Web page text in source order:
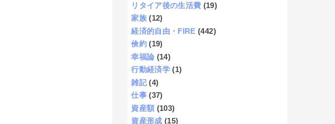
リタイア後の生活費 (19)
家族 (12)
経済的自由・FIRE (442)
倹約 (19)
幸福論 (14)
行動経済学 (1)
雑記 (4)
仕事 (37)
資産額 (103)
資産形成 (15)